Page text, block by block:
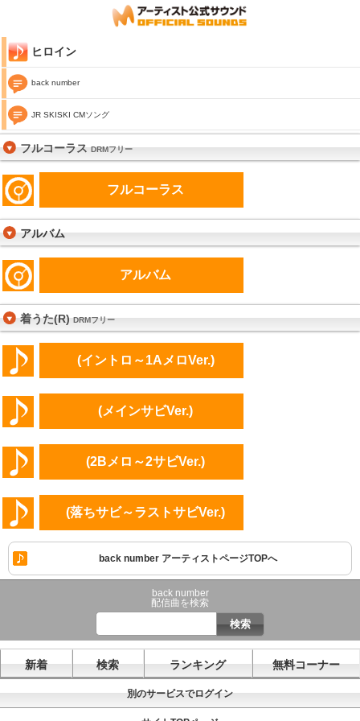
ヒロイン
back number
JR SKISKI CMソング
フルコーラスDRMフリー
フルコーラス
アルバム
アルバム
着うた(R)DRMフリー
(イントロ～1AメロVer.)
(メインサビVer.)
(2Bメロ～2サビVer.)
(落ちサビ～ラストサビVer.)
back number アーティストページTOPへ
back number
配信曲を検索
新着 検索 ランキング 無料コーナー
別のサービスでログイン